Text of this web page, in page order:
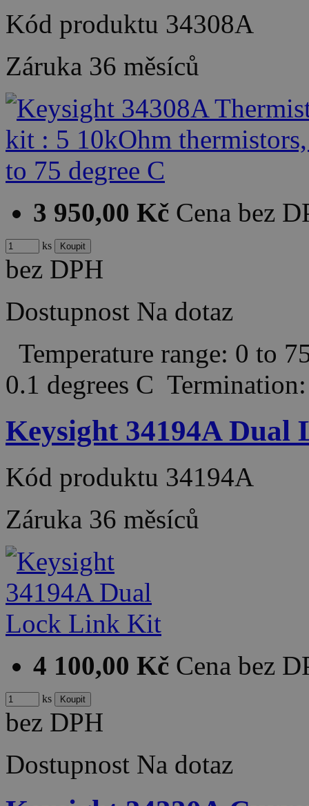
Kód produktu 34308A
Záruka 36 měsíců
3 950,00 Kč Cena bez
ks
bez DPH
Dostupnost Na dotaz
Temperature range: 0 to
0.1 degrees C
Keysight 34194A
Kód produktu 34194A
Záruka 36 měsíců
4 100,00 Kč Cena bez
ks
bez DPH
Dostupnost Na dotaz